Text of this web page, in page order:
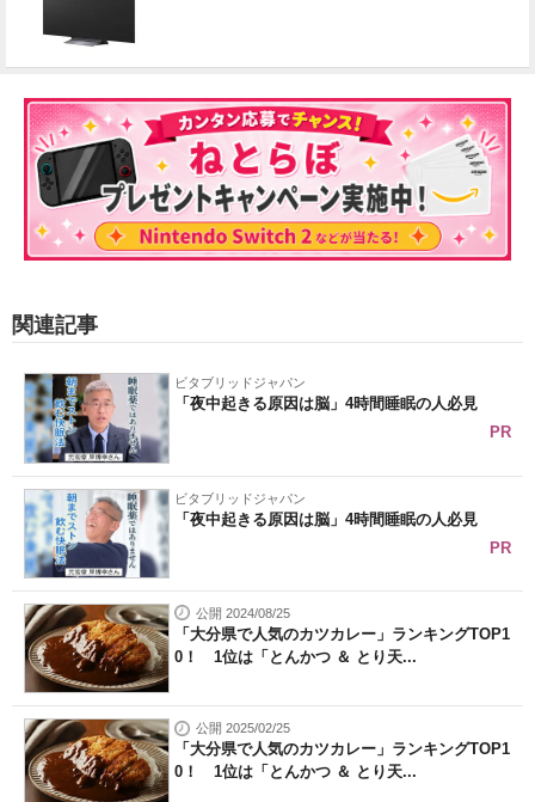
関連記事
ビタブリッドジャパン
「夜中起きる原因は脳」4時間睡眠の人必見
PR
ビタブリッドジャパン
「夜中起きる原因は脳」4時間睡眠の人必見
PR
公開 2024/08/25
「大分県で人気のカツカレー」ランキングTOP1
0！ 1位は「とんかつ ＆ とり天...
公開 2025/02/25
「大分県で人気のカツカレー」ランキングTOP1
0！ 1位は「とんかつ ＆ とり天...